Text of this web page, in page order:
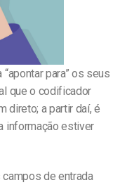
para” os seus
que o codificador
direto; a partir daí, é
informação estiver
de entrada